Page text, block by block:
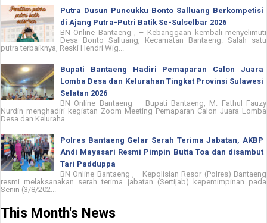
Putra Dusun Puncukku Bonto Salluang Berkompetisi
di Ajang Putra-Putri Batik Se-Sulselbar 2026
BN Online Bantaeng , – Kebanggaan kembali menyelimuti
Desa Bonto Salluang, Kecamatan Bantaeng. Salah satu
putra terbaiknya, Reski Hendri Wig...
Bupati Bantaeng Hadiri Pemaparan Calon Juara
Lomba Desa dan Kelurahan Tingkat Provinsi Sulawesi
Selatan 2026
BN Online Bantaeng – Bupati Bantaeng, M. Fathul Fauzy
Nurdin menghadiri kegiatan Zoom Meeting Pemaparan Calon Juara Lomba
Desa dan Keluraha...
Polres Bantaeng Gelar Serah Terima Jabatan, AKBP
Andi Mayasari Resmi Pimpin Butta Toa dan disambut
Tari Padduppa
BN Online Bantaeng ,– Kepolisian Resor (Polres) Bantaeng
resmi melaksanakan serah terima jabatan (Sertijab) kepemimpinan pada
Senin (3/8/202...
This Month's News